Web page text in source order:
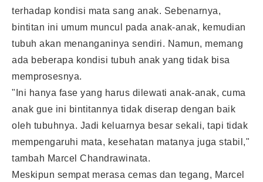
terhadap kondisi mata sang anak. Sebenarnya,
bintitan ini umum muncul pada anak-anak, kemudian
tubuh akan menanganinya sendiri. Namun, memang
ada beberapa kondisi tubuh anak yang tidak bisa
memprosesnya.
"Ini hanya fase yang harus dilewati anak-anak, cuma
anak gue ini bintitannya tidak diserap dengan baik
oleh tubuhnya. Jadi keluarnya besar sekali, tapi tidak
mempengaruhi mata, kesehatan matanya juga stabil,"
tambah Marcel Chandrawinata.
Meskipun sempat merasa cemas dan tegang, Marcel